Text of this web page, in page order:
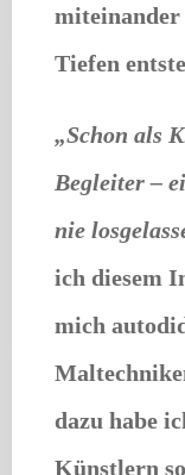
miteinander
Tiefen
„Schon als
Begleiter –
nie
ich diesem
mich
dazu habe
Künstlern